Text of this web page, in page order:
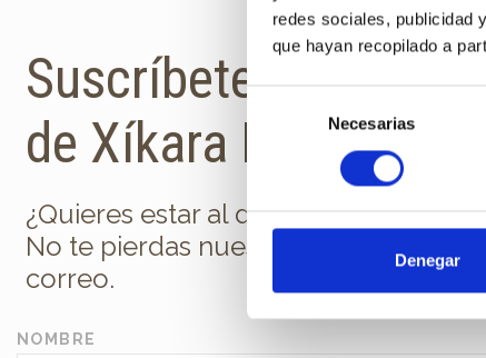
redes sociales, publicidad
que hayan recopilado a
Selección
de
consentimiento
Necesarias
Denegar
Suscríbete a la
de Xíkara Interiores
¿Quieres estar al día de todas las
No te pierdas nuestra newsletter en tu
correo.
NOMBRE